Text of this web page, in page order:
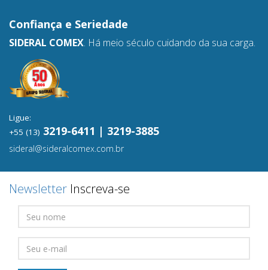
Confiança e Seriedade
SIDERAL COMEX. Há meio século cuidando da sua carga.
Ligue:
+55 (13) 3219-6411 | 3219-3885
sideral@sideralcomex.com.br
Newsletter Inscreva-se